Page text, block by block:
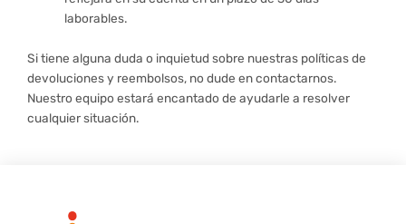
laborables.
Si tiene alguna duda o inquietud sobre nuestras políticas de
devoluciones y reembolsos, no dude en contactarnos.
Nuestro equipo estará encantado de ayudarle a resolver
cualquier situación.